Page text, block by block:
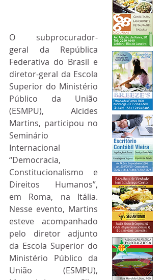
O subprocurador-
geral da República
Federativa do Brasil e
diretor-geral da Escola
Superior do Ministério
Público da União
(ESMPU), Alcides
Martins, participou no
Seminário
Internacional
“Democracia,
Constitucionalismo e
Direitos Humanos”,
em Roma, na Itália.
Nesse evento, Martins
esteve acompanhado
pelo diretor adjunto
da Escola Superior do
Ministério Público da
União (ESMPU),